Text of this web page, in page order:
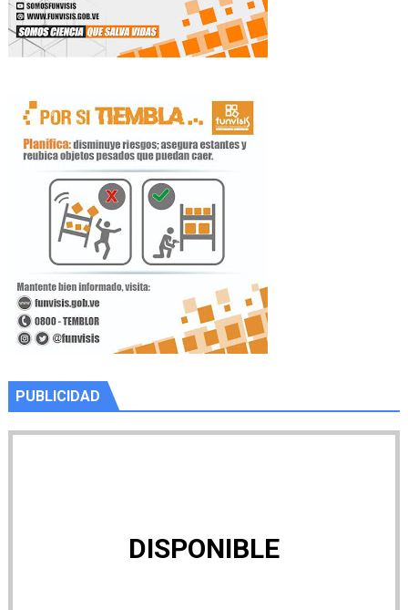
PUBLICIDAD
DISPONIBLE